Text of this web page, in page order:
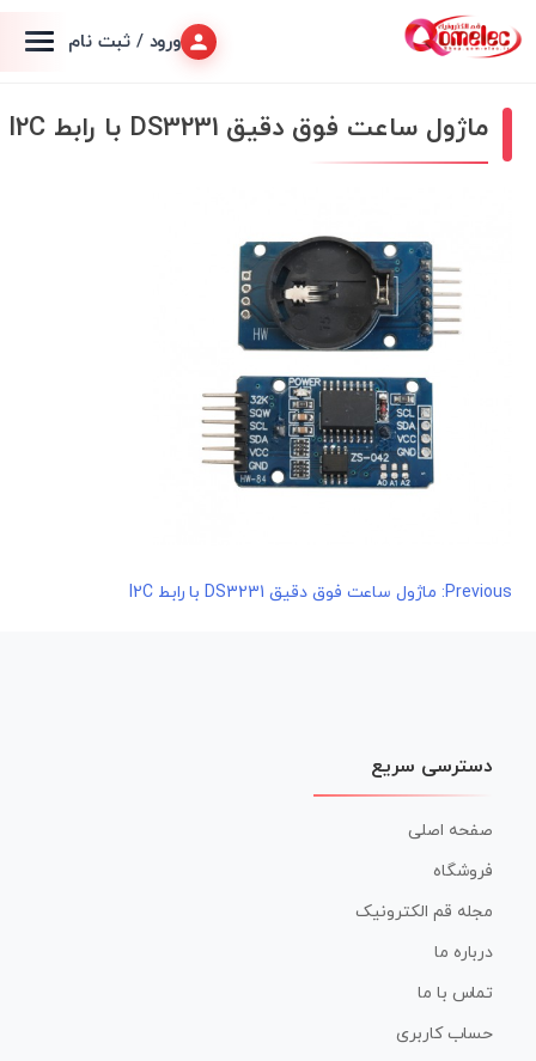
ورود / ثبت نام
ماژول ساعت فوق دقیق DS3231 با رابط I2C
راهبری
Previous: ماژول ساعت فوق دقیق DS3231 با رابط I2C
دسترسی سریع
صفحه اصلی
فروشگاه
مجله قم الکترونیک
درباره ما
تماس با ما
حساب کاربری